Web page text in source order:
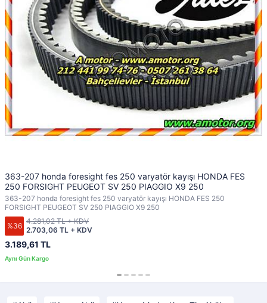
363-207 honda foresight fes 250 varyatör kayışı HONDA FES
250 FORSIGHT PEUGEOT SV 250 PIAGGIO X9 250
363-207 honda foresight fes 250 varyatör kayışı HONDA FES 250
FORSIGHT PEUGEOT SV 250 PIAGGIO X9 250
%36
3.189,61 TL
2.703,06 TL + KDV
4.281,02 TL + KDV